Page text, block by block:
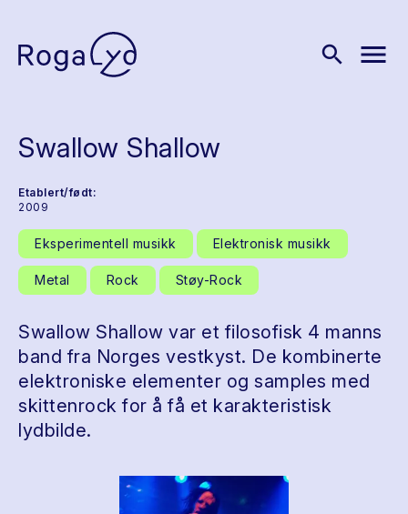
search menu
Swallow Shallow
Etablert/født:
2009
Eksperimentell musikk Elektronisk musikk
Metal Rock Støy-Rock
Swallow Shallow var et filosofisk 4 manns
band fra Norges vestkyst. De kombinerte
elektroniske elementer og samples med
skittenrock for å få et karakteristisk
lydbilde.